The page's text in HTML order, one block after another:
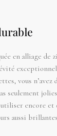
en alliage de
vous n’avez
seulement
encore et
aussi